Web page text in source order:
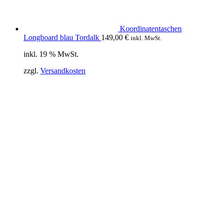
Koordinatentaschen
Longboard blau Tordalk 149,00 € inkl. MwSt.
inkl. 19 % MwSt.
zzgl. Versandkosten